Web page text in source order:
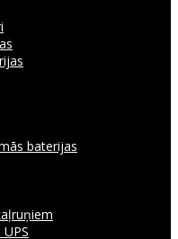
baterijas